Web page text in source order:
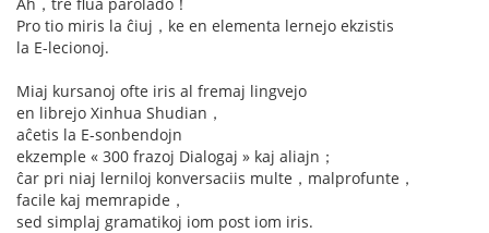
Pro tio miris la ĉiuj，ke en elementa lernejo ekzistis
la E-lecionoj.
Miaj kursanoj ofte iris al fremaj lingvejo
en librejo Xinhua Shudian，
aĉetis la E-sonbendojn
ekzemple « 300 frazoj Dialogaj » kaj aliajn；
ĉar pri niaj lerniloj konversaciis multe，malprofunte，
facile kaj memrapide，
sed simplaj gramatikoj iom post iom iris.